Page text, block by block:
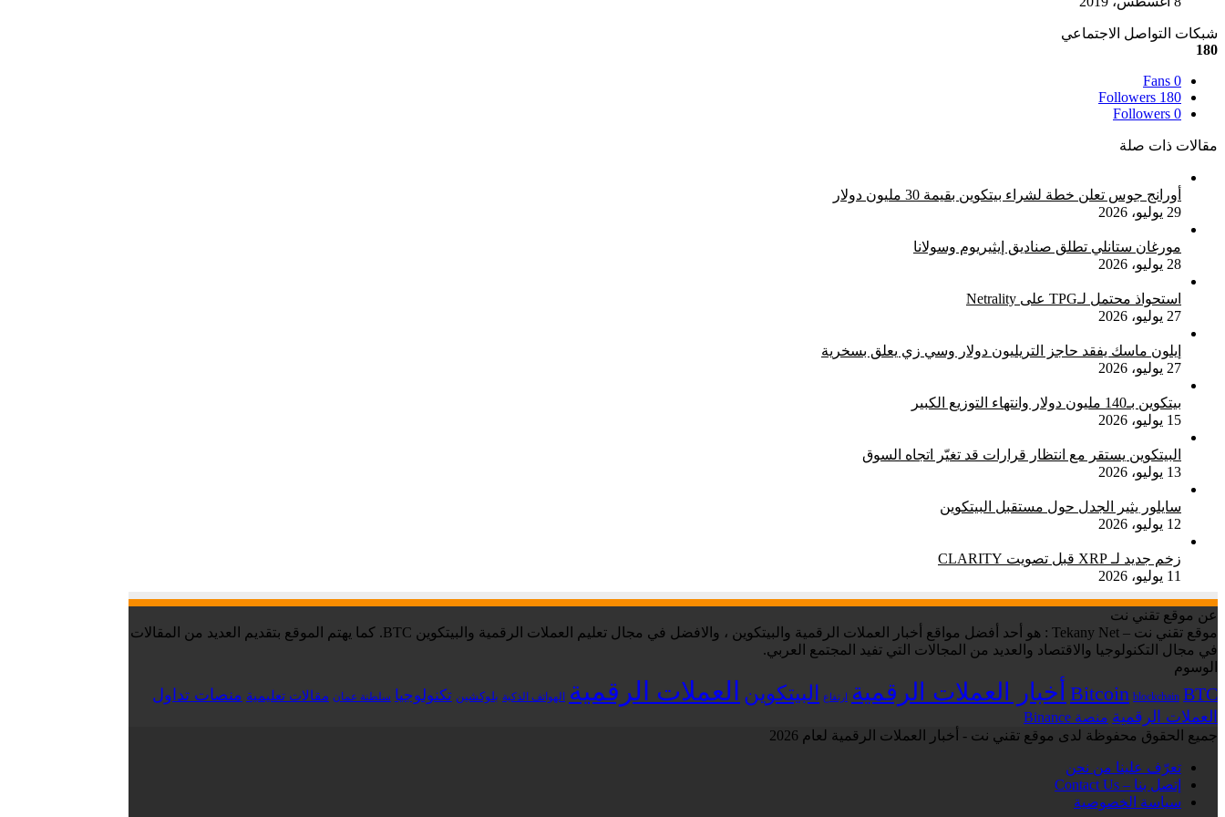
شبكات التواصل الاجتماعي
180
0
Fans
180
Followers
0
Followers
مقالات ذات صلة
أورانج جوس تعلن خطة لشراء بيتكوين بقيمة 30 مليون دولار
29 يوليو، 2026
مورغان ستانلي تطلق صناديق إيثيريوم وسولانا
28 يوليو، 2026
استحواذ محتمل لـTPG على Netrality
27 يوليو، 2026
إيلون ماسك يفقد حاجز التريليون دولار وسي زي يعلق بسخرية
27 يوليو، 2026
بيتكوين بـ140 مليون دولار وانتهاء التوزيع الكبير
15 يوليو، 2026
البيتكوين يستقر مع انتظار قرارات قد تغيّر اتجاه السوق
13 يوليو، 2026
سايلور يثير الجدل حول مستقبل البيتكوين
12 يوليو، 2026
زخم جديد لـ XRP قبل تصويت CLARITY
11 يوليو، 2026
عن موقع تقني نت
موقع تقني نت – Tekany Net : هو أحد أفضل مواقع أخبار العملات الرقمية والبيتكوين ، والافضل في مجال تعليم العملات الرقمية والبيتكوين BTC. كما يهتم الموقع بتقديم العديد من المقالات
في مجال التكنولوجيا والاقتصاد والعديد من المجالات التي تفيد المجتمع العربي.
الوسوم
Bitcoin blockchain BTC أخبار العملات الرقمية ارتفاع البيتكوين العملات الرقمية الهواتف الذكية بلوكشين تكنولوجيا سلطنة عمان مقالات تعليمية منصات تداول
العملات الرقمية منصة Binance
جميع الحقوق محفوظة لدى موقع تقني نت - أخبار العملات الرقمية لعام 2026
تعرّف علينا من نحن
إتصل بنا – Contact Us
سياسة الخصوصية